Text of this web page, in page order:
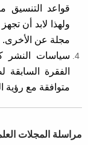
قواعد التنسيق
ولهذا لابد أن
مجلة عن الأخرى.
سياسات النشر
الفقرة السابقة
متوافقة مع رؤية
مراسلة المجلات